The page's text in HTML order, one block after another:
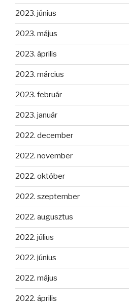
2023. június
2023. május
2023. április
2023. március
2023. február
2023. január
2022. december
2022. november
2022. október
2022. szeptember
2022. augusztus
2022. július
2022. június
2022. május
2022. április